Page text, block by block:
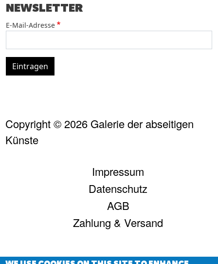
NEWSLETTER
E-Mail-Adresse
Eintragen
Copyright © 2026 Galerie der abseitigen
Künste
Impressum
Datenschutz
AGB
Zahlung & Versand